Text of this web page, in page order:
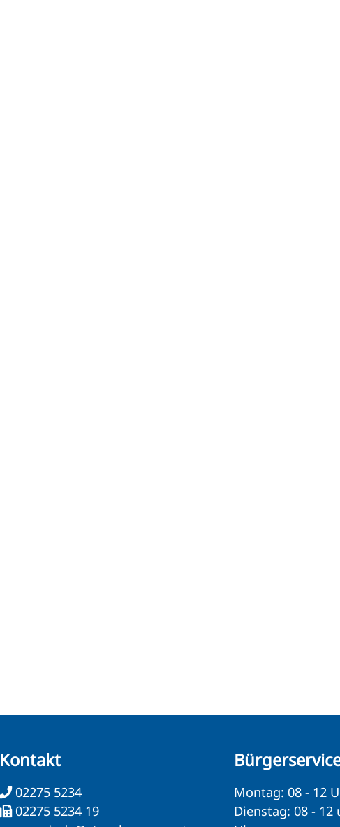
Kontakt
02275 5234
02275 5234 19
Montag: 08 - 12
Dienstag: 08 - 12